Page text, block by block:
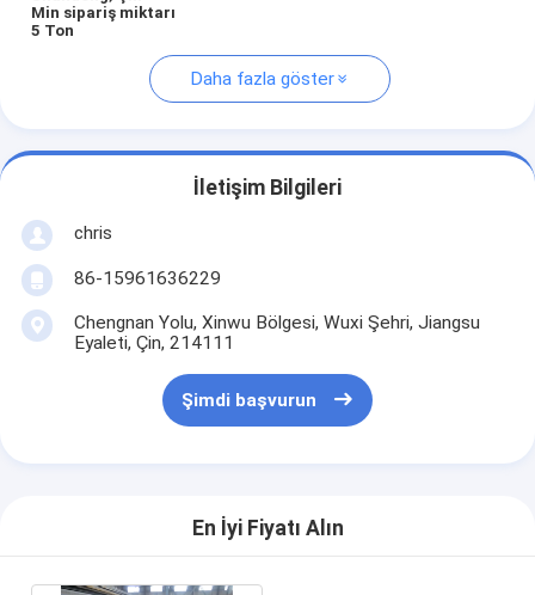
Min sipariş miktarı
5 Ton
Daha fazla göster
İletişim Bilgileri
chris
86-15961636229
Chengnan Yolu, Xinwu Bölgesi, Wuxi Şehri, Jiangsu
Eyaleti, Çin, 214111
Şimdi başvurun
En İyi Fiyatı Alın